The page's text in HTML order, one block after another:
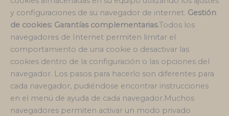
y configuraciones de su navegador de internet. Gestión
de cookies: Garantías complementarias.Todos los
navegadores de Internet permiten limitar el
comportamiento de una cookie o desactivar las
cookies dentro de la configuración o las opciones del
navegador. Los pasos para hacerlo son diferentes para
cada navegador, pudiéndose encontrar instrucciones
en el menú de ayuda de cada navegador.Muchos
navegadores permiten activar un modo privado